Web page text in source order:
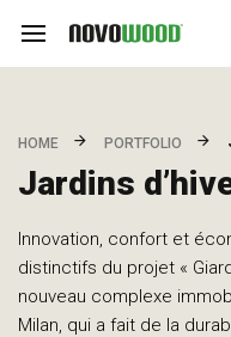
HOME PORTFOLIO
Jardins
Innovation, confort et
distinctifs du projet «
nouveau complexe
Milan, qui a fait de la